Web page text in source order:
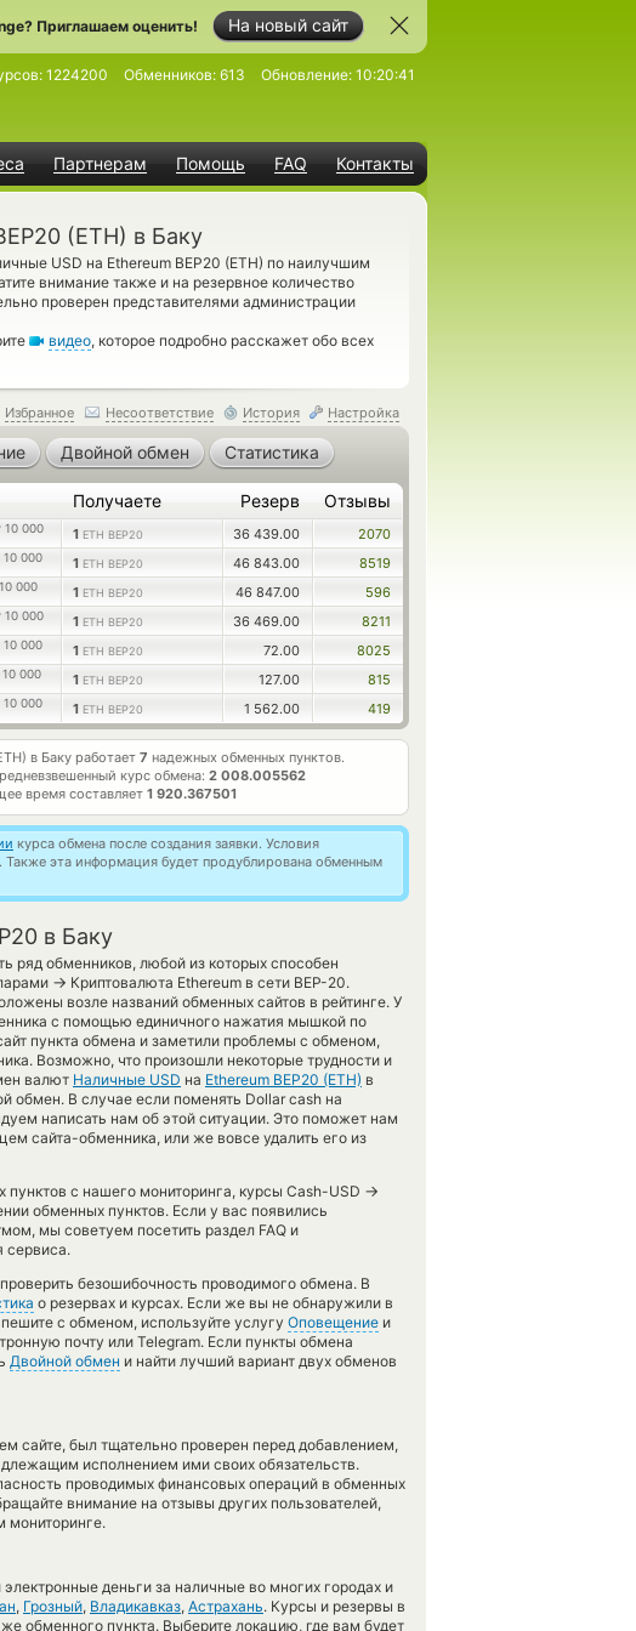
На новый сайт
Приглашаем оценить!
Партнерам Помощь FAQ Контакты
1224200 Обменников: 613 Обновление: 10:20:41
(ETH) в Баку
USD на Ethereum BEP20 (ETH) по наилучшим
внимание также и на резервное количество
проверен представителями администрации
видео, которое подробно расскажет обо всех
Избранное Несоответствие История Настройка
Двойной обмен Статистика
Получаете Резерв Отзывы
10 000 1 ETH BEP20 36 439.00
2070
10 000 1 ETH BEP20 46 843.00
8519
000 1 ETH BEP20 46 847.00
596
10 000 1 ETH BEP20 36 469.00
8211
10 000 1 ETH BEP20 72.00
8025
10 000 1 ETH BEP20 127.00
815
10 000 1 ETH BEP20 1 562.00 419
в Баку работает 7 надежных обменных пунктов.
курс обмена: 2 008.005562
время составляет 1 920.367501
курса обмена после создания заявки. Условия
Также эта информация будет продублирована обменным
в Баку
ряд обменников, любой из которых способен
→ Криптовалюта Ethereum в сети BEP-20.
возле названий обменных сайтов в рейтинге. У
с помощью единичного нажатия мышкой по
пункта обмена и заметили проблемы с обменом,
Возможно, что произошли некоторые трудности и
валют Наличные USD на Ethereum BEP20 (ETH) в
обмен. В случае если поменять Dollar cash на
написать нам об этой ситуации. Это поможет нам
сайта-обменника, или же вовсе удалить его из
пунктов с нашего мониторинга, курсы Cash-USD →
обменных пунктов. Если у вас появились
мы советуем посетить раздел FAQ и
сервиса.
безошибочность проводимого обмена. В
о резервах и курсах. Если же вы не обнаружили в
с обменом, используйте услугу Оповещение и
почту или Telegram. Если пункты обмена
Двойной обмен и найти лучший вариант двух обменов
сайте, был тщательно проверен перед добавлением,
исполнением ими своих обязательств.
проводимых финансовых операций в обменных
внимание на отзывы других пользователей,
мониторинге.
деньги за наличные во многих городах и
, Грозный, Владикавказ, Астрахань. Курсы и резервы в
обменного пункта. Выберите локацию, где вам будет